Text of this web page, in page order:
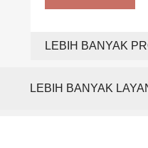
LEBIH BANYAK
LEBIH BANYAK